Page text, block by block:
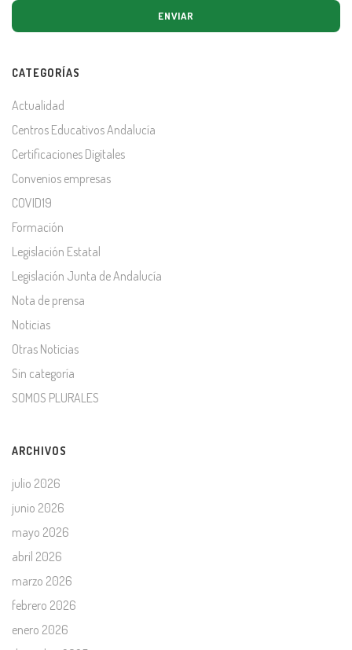
CATEGORÍAS
Actualidad
Centros Educativos Andalucía
Certificaciones Digitales
Convenios empresas
COVID19
Formación
Legislación Estatal
Legislación Junta de Andalucía
Nota de prensa
Noticias
Otras Noticias
Sin categoría
SOMOS PLURALES
ARCHIVOS
julio 2026
junio 2026
mayo 2026
abril 2026
marzo 2026
febrero 2026
enero 2026